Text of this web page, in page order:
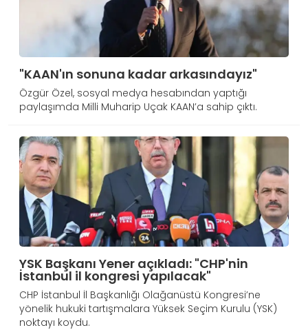
"KAAN'ın sonuna kadar arkasındayız"
Özgür Özel, sosyal medya hesabından yaptığı
paylaşımda Milli Muharip Uçak KAAN’a sahip çıktı.
YSK Başkanı Yener açıkladı: "CHP'nin
İstanbul il kongresi yapılacak"
CHP İstanbul İl Başkanlığı Olağanüstü Kongresi’ne
yönelik hukuki tartışmalara Yüksek Seçim Kurulu (YSK)
noktayı koydu.